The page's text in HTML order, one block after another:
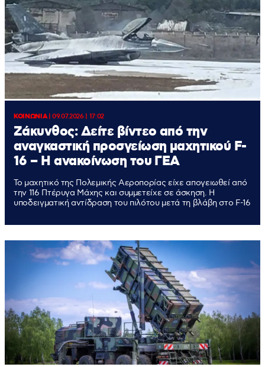
ΚΟΙΝΩΝΙΑ|09.07.2026 | 17:02
Ζάκυνθος: Δείτε βίντεο από την
αναγκαστική προσγείωση μαχητικού F-
16 – Η ανακοίνωση του ΓΕΑ
Το μαχητικό της Πολεμικής Αεροπορίας είχε απογειωθεί από
την 116 Πτέρυγα Μάχης και συμμετείχε σε άσκηση. Η
υποδειγματική αντίδραση του πιλότου μετά τη βλάβη στο F-16